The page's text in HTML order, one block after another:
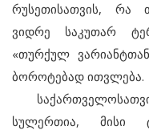
რუსეთისათვის, რა
ვიდრე საკუთარ
«თურქულ
ბოროტებად ითვლება.
სულერთია, მისი